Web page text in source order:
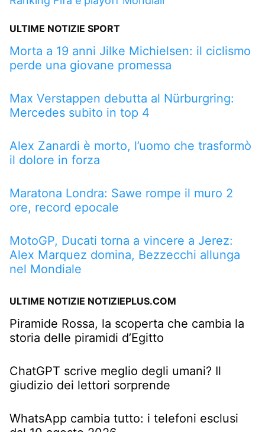
ULTIME NOTIZIE SPORT
Morta a 19 anni Jilke Michielsen: il ciclismo
perde una giovane promessa
Max Verstappen debutta al Nürburgring:
Mercedes subito in top 4
Alex Zanardi è morto, l’uomo che trasformò
il dolore in forza
Maratona Londra: Sawe rompe il muro 2
ore, record epocale
MotoGP, Ducati torna a vincere a Jerez:
Alex Marquez domina, Bezzecchi allunga
nel Mondiale
ULTIME NOTIZIE NOTIZIEPLUS.COM
Piramide Rossa, la scoperta che cambia la
storia delle piramidi d’Egitto
ChatGPT scrive meglio degli umani? Il
giudizio dei lettori sorprende
WhatsApp cambia tutto: i telefoni esclusi